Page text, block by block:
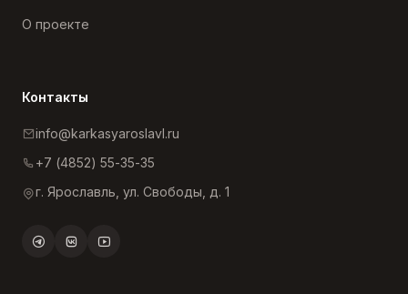
О проекте
Контакты
info@karkasyaroslavl.ru
+7 (4852) 55-35-35
г. Ярославль, ул. Свободы, д. 1